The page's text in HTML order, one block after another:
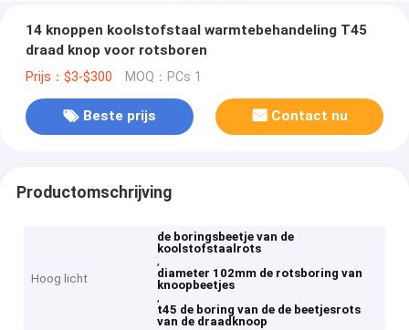
14 knoppen koolstofstaal warmtebehandeling T45
draad knop voor rotsboren
Prijs：$3-$300 MOQ：PCs 1
Beste prijs Contact nu
Productomschrijving
Hoog licht
de boringsbeetje van de
koolstofstaalrots
,
diameter 102mm de rotsboring van
knoopbeetjes
,
t45 de boring van de de beetjesrots
van de draadknoop